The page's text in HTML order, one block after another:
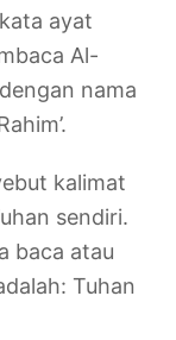
ayat
Al-
nama
kalimat
baca atau
Tuhan